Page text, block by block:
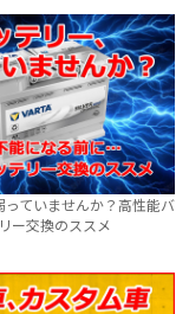
っていませんか？高性能バ
ー交換のススメ